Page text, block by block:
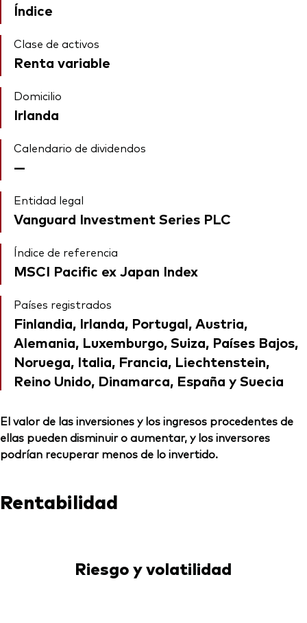
Índice
Clase de activos
Renta variable
Domicilio
Irlanda
Calendario de dividendos
—
Entidad legal
Vanguard Investment Series PLC
Índice de referencia
MSCI Pacific ex Japan Index
Países registrados
Finlandia, Irlanda, Portugal, Austria,
Alemania, Luxemburgo, Suiza, Países Bajos,
Noruega, Italia, Francia, Liechtenstein,
Reino Unido, Dinamarca, España y Suecia
El valor de las inversiones y los ingresos procedentes de
ellas pueden disminuir o aumentar, y los inversores
podrían recuperar menos de lo invertido.
Rentabilidad
Riesgo y volatilidad